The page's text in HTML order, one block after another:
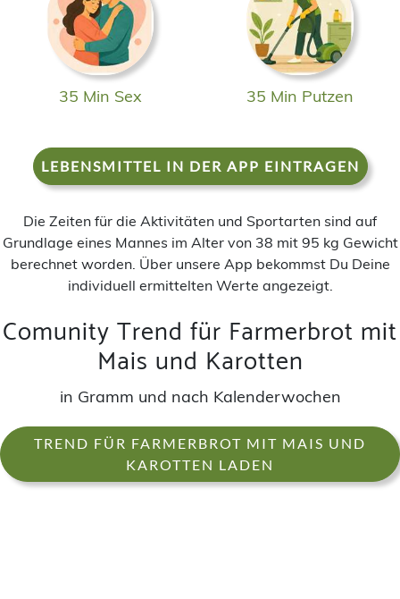
35 Min Sex 35 Min Putzen
LEBENSMITTEL IN DER APP EINTRAGEN
Die Zeiten für die Aktivitäten und Sportarten sind auf
Grundlage eines Mannes im Alter von 38 mit 95 kg Gewicht
berechnet worden. Über unsere App bekommst Du Deine
individuell ermittelten Werte angezeigt.
Comunity Trend für Farmerbrot mit
Mais und Karotten
in Gramm und nach Kalenderwochen
TREND FÜR FARMERBROT MIT MAIS UND
KAROTTEN LADEN